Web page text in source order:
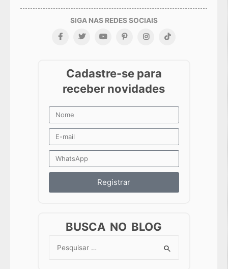
Registrar
BUSCA NO BLOG
Search